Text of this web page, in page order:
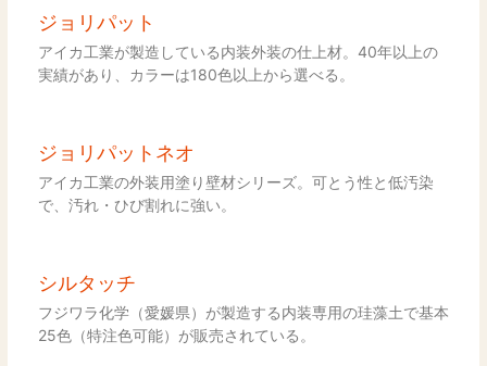
ジョリパット
アイカ工業が製造している内装外装の仕上材。40年以上の
実績があり、カラーは180色以上から選べる。
ジョリパットネオ
アイカ工業の外装用塗り壁材シリーズ。可とう性と低汚染
で、汚れ・ひび割れに強い。
シルタッチ
フジワラ化学（愛媛県）が製造する内装専用の珪藻土で基本
25色（特注色可能）が販売されている。